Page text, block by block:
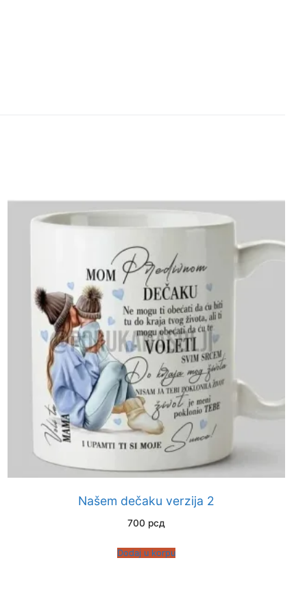
Našem dečaku verzija 2
700 рсд
Dodaj u korpu